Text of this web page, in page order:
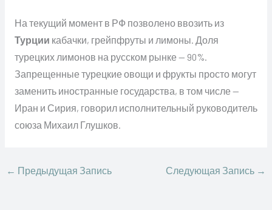
На текущий момент в РФ позволено ввозить из
Турции кабачки, грейпфруты и лимоны. Доля
турецких лимонов на русском рынке — 90%.
Запрещенные турецкие овощи и фрукты просто могут
заменить иностранные государства, в том числе —
Иран и Сирия, говорил исполнительный руководитель
союза Михаил Глушков.
← Предыдущая Запись Следующая Запись →